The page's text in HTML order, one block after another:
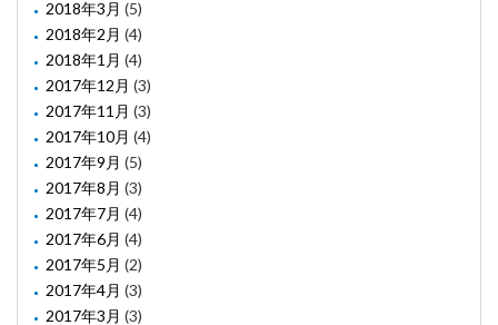
2018年3月 (5)
2018年2月 (4)
2018年1月 (4)
2017年12月 (3)
2017年11月 (3)
2017年10月 (4)
2017年9月 (5)
2017年8月 (3)
2017年7月 (4)
2017年6月 (4)
2017年5月 (2)
2017年4月 (3)
2017年3月 (3)